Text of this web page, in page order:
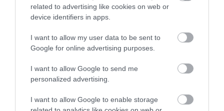
related to advertising like cookies on web or
device identifiers in apps.
I want to allow my user data to be sent to
Google for online advertising purposes.
I want to allow Google to send me
personalized advertising.
I want to allow Google to enable storage
Természetesen nem maradhat le a színpadról a
Az új és régi neveket bemutatása iránt is elhivatott, de
az experimentális irányok felé szintén nyitott
Harcsa
Veronika Udvarolyan nevekkel vár mindenkit,
Freakin’ Disco,Jamese, a Sitmob,The Dragonflyers,